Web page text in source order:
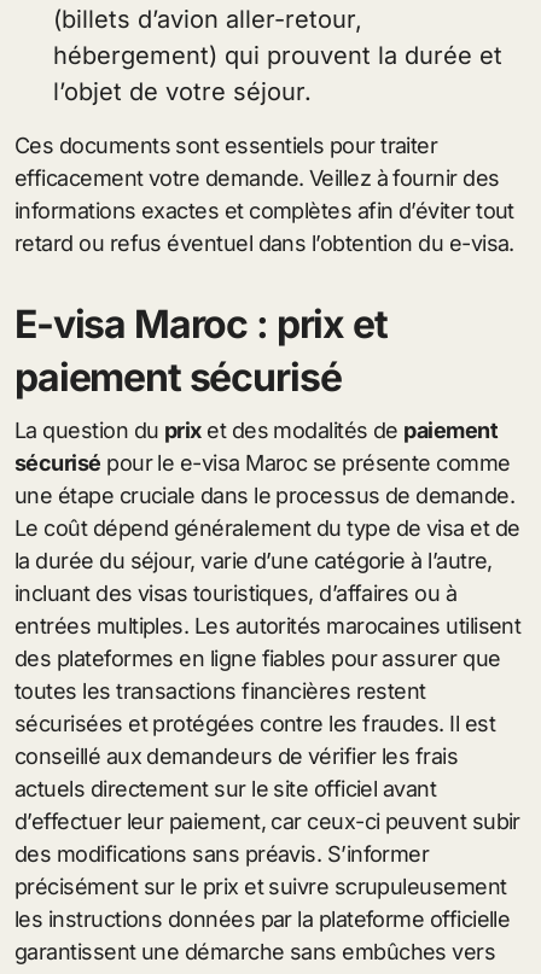
(billets d’avion aller-retour,
hébergement) qui prouvent la durée et
l’objet de votre séjour.
Ces documents sont essentiels pour traiter
efficacement votre demande. Veillez à fournir des
informations exactes et complètes afin d’éviter tout
retard ou refus éventuel dans l’obtention du e-visa.
E-visa Maroc : prix et
paiement sécurisé
La question du prixet des modalités de paiement
sécurisé pour le e-visa Maroc se présente comme
une étape cruciale dans le processus de demande.
Le coût dépend généralement du type de visa et de
la durée du séjour, varie d’une catégorie à l’autre,
incluant des visas touristiques, d’affaires ou à
entrées multiples. Les autorités marocaines utilisent
des plateformes en ligne fiables pour assurer que
toutes les transactions financières restent
sécurisées et protégées contre les fraudes. Il est
conseillé aux demandeurs de vérifier les frais
actuels directement sur le site officiel avant
d’effectuer leur paiement, car ceux-ci peuvent subir
des modifications sans préavis. S’informer
précisément sur le prix et suivre scrupuleusement
les instructions données par la plateforme officielle
garantissent une démarche sans embûches vers